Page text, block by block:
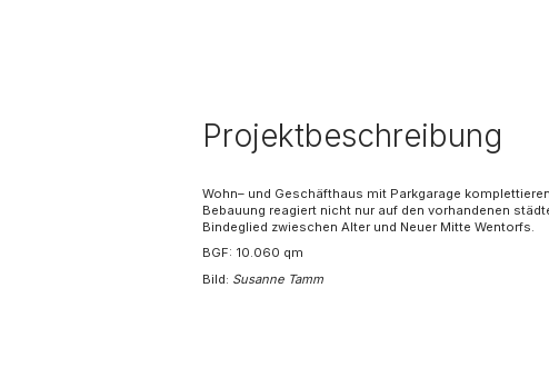
Projektbeschreibung
Wohn– und Geschäfthaus mit Parkgarage
Bebauung reagiert nicht nur auf den vorhandenen
Bindeglied zwieschen Alter und Neuer Mitte Wentorfs.
BGF: 10.060 qm
Bild: Susanne Tamm